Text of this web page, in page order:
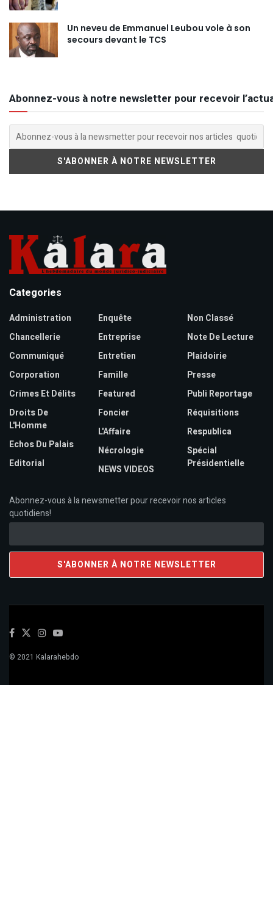
Un neveu de Emmanuel Leubou vole à son
secours devant le TCS
Abonnez-vous à notre newsletter pour recevoir
Categories
Administration
Chancellerie
Communiqué
Corporation
Crimes Et Délits
Droits De
L'Homme
Echos Du Palais
Editorial
Enquête
Entreprise
Entretien
Famille
Featured
Foncier
L'Affaire
Nécrologie
NEWS VIDEOS
Non Classé
Note De Lecture
Plaidoirie
Presse
Publi Reportage
Réquisitions
Respublica
Spécial
Présidentielle
Abonnez-vous à la newsmetter pour recevoir nos articles
quotidiens!
© 2021 Kalarahebdo